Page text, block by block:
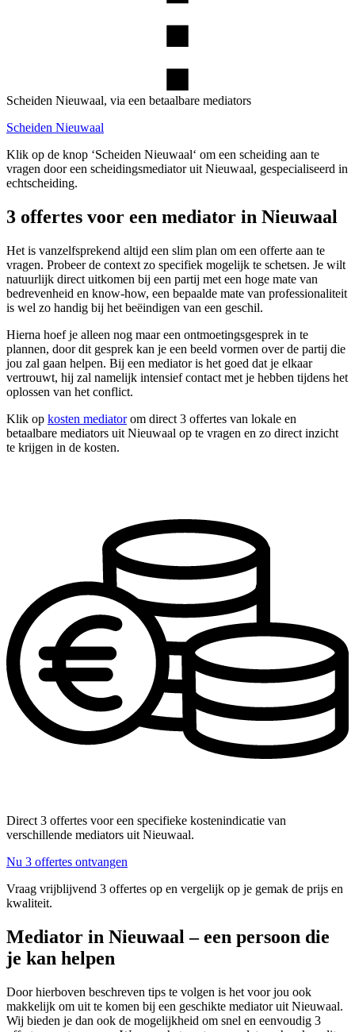
Scheiden Nieuwaal, via een betaalbare mediators
Scheiden Nieuwaal
Klik op de knop ‘Scheiden Nieuwaal‘ om een scheiding aan te
vragen door een scheidingsmediator uit Nieuwaal, gespecialiseerd in
echtscheiding.
3 offertes voor een mediator in Nieuwaal
Het is vanzelfsprekend altijd een slim plan om een offerte aan te
vragen. Probeer de context zo specifiek mogelijk te schetsen. Je wilt
natuurlijk direct uitkomen bij een partij met een hoge mate van
bedrevenheid en know-how, een bepaalde mate van professionaliteit
is wel zo handig bij het beëindigen van een geschil.
Hierna hoef je alleen nog maar een ontmoetingsgesprek in te
plannen, door dit gesprek kan je een beeld vormen over de partij die
jou zal gaan helpen. Bij een mediator is het goed dat je elkaar
vertrouwt, hij zal namelijk intensief contact met je hebben tijdens het
oplossen van het conflict.
Klik op kosten mediatorom direct 3 offertes van lokale en
betaalbare mediators uit Nieuwaal op te vragen en zo direct inzicht
te krijgen in de kosten.
Direct 3 offertes voor een specifieke kostenindicatie van
verschillende mediators uit Nieuwaal.
Nu 3 offertes ontvangen
Vraag vrijblijvend 3 offertes op en vergelijk op je gemak de prijs en
kwaliteit.
Mediator in Nieuwaal – een persoon die
je kan helpen
Door hierboven beschreven tips te volgen is het voor jou ook
makkelijk om uit te komen bij een geschikte mediator uit Nieuwaal.
Wij bieden je dan ook de mogelijkheid om snel en eenvoudig 3